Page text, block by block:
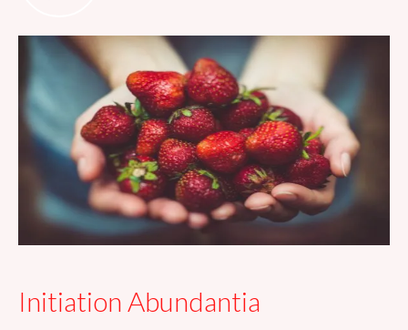
Initiation Abundantia